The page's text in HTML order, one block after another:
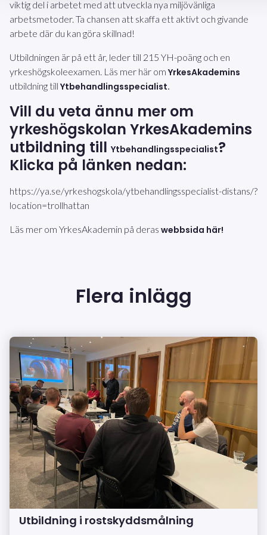
viktig del i arbetet med att utveckla nya miljövänliga
arbetsmetoder. Ta chansen att skaffa ett aktivt och givande
arbete där du kan göra skillnad!
Utbildningen är på ett år, leder till 215 YH-poäng och en
yrkeshögskoleexamen. Läs mer här om YrkesAkademins
utbildning till Ytbehandlingsspecialist.
Vill du veta ännu mer om
yrkeshögskolan YrkesAkademins
utbildning till Ytbehandlingsspecialist?
Klicka på länken nedan:
https://ya.se/yrkeshogskola/ytbehandlingsspecialist-distans/?
location=trollhattan
Läs mer om YrkesAkademin på deras webbsida här!
Flera inlägg
Utbildning i rostskyddsmålning